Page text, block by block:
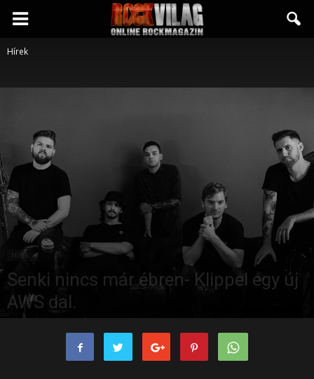
Rockvilág.hu
Hírek
Hírek
Senki nincs már ébren- Klippel egy új
AWS dal.